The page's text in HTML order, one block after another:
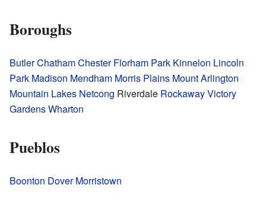
Boroughs
ButlerChathamChester Florham Park Kinnelon Lincoln
Park Madison Mendham Morris Plains Mount Arlington
Mountain Lakes Netcong Riverdale RockawayVictory
GardensWharton
Pueblos
Boonton Dover Morristown